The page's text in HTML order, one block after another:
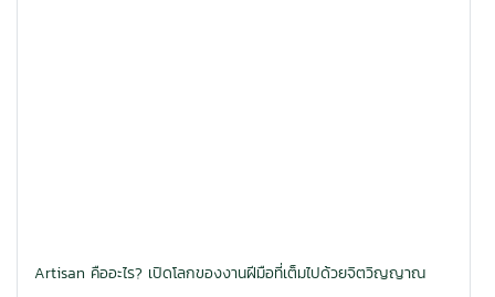
Artisan คืออะไร? เปิดโลกของงานฝีมือที่เต็มไปด้วยจิตวิญญาณ